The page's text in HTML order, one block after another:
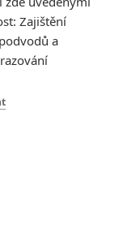
Zajištění
a